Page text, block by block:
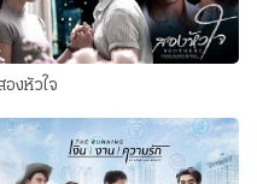
องหัวใจ